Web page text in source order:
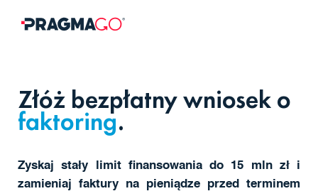
Złóż bezpłatny wniosek o
faktoring.
Zyskaj stały limit finansowania do 15 mln zł i
zamieniaj faktury na pieniądze przed terminem